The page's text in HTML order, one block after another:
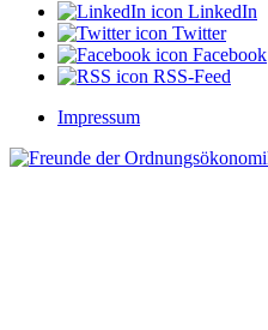
LinkedIn
Twitter
Facebook
RSS-Feed
Impressum